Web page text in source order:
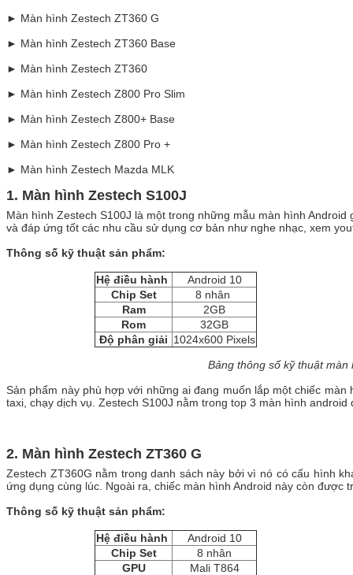
► Màn hình Zestech ZT360 G
► Màn hình Zestech ZT360 Base
► Màn hình Zestech ZT360
► Màn hình Zestech Z800 Pro Slim
► Màn hình Zestech Z800+ Base
► Màn hình Zestech Z800 Pro +
► Màn hình Zestech Mazda MLK
1. Màn hình Zestech S100J
Màn hình Zestech S100J là một trong những mẫu màn hình
và đáp ứng tốt các nhu cầu sử dụng cơ bản như nghe nhạc, xem
Thông số kỹ thuật sản phẩm:
Hệ điều hành
Android 10
Chip Set
8 nhân
Ram
2GB
Rom
32GB
Độ phân giải 1024x600 Pixels
Bảng thông số kỹ thuật màn
Sản phẩm này phù hợp với những ai đang muốn lắp một chiếc
taxi, chạy dịch vụ. Zestech S100J nằm trong top 3 màn hình
2. Màn hình Zestech ZT360 G
Zestech ZT360G nằm trong danh sách này bởi vì nó có cấu hình
ứng dụng cùng lúc. Ngoài ra, chiếc màn hình Android này còn
Thông số kỹ thuật sản phẩm:
Hệ điều hành
Android 10
Chip Set
8 nhân
GPU
Mali T864